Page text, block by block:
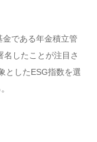
である年金積立管
したことが注目さ
としたESG指数を選